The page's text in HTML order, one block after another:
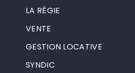
LA RÉGIE
VENTE
GESTION LOCATIVE
SYNDIC